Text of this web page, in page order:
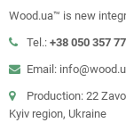
Wood.ua™ is new
Tel.: +38 050 357
Email:
Production: 22
Kyiv region, Ukraine